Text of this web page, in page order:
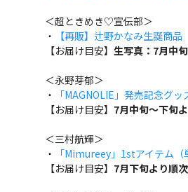
＜超ときめき♡宣伝部＞
・
【再販】辻野かなみ生誕商品
【お届け目安】 生写真：7月中
＜永野芽郁＞
・
「MAGNOLIE」発売記念グッ
【お届け目安】 7月中旬～下旬
＜三村航輝＞
・
「Mimureey」1stアイテム（
【お届け目安】 7月下旬より順